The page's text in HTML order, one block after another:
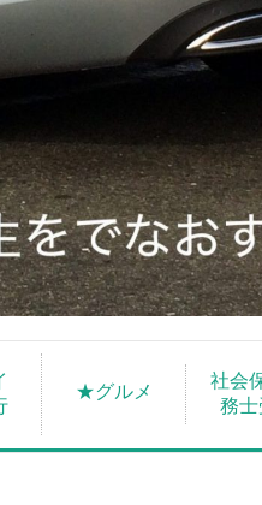
★グルメ
社会
務士